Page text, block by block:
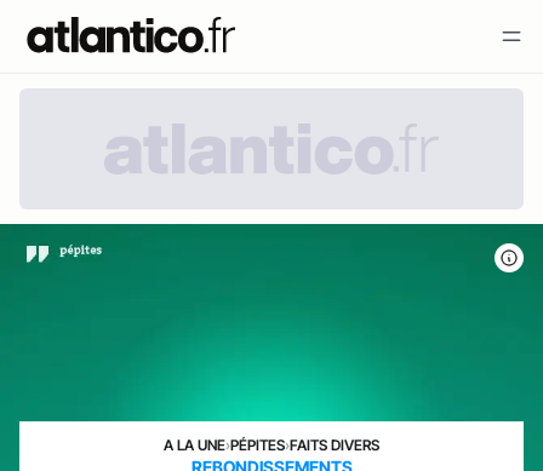
A LA UNE›PÉPITES›FAITS DIVERS
REBONDISSEMENTS